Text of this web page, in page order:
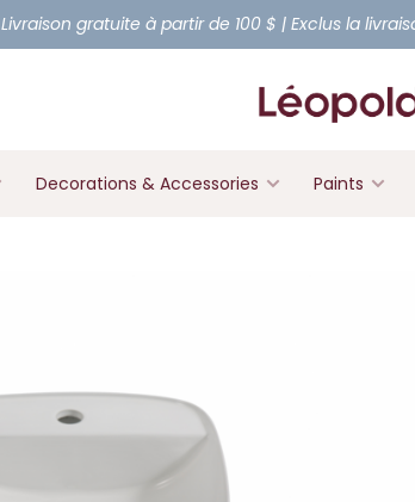
Livraison gratuite à partir de 100 $ | Exclus la
Decorations & Accessories Paints